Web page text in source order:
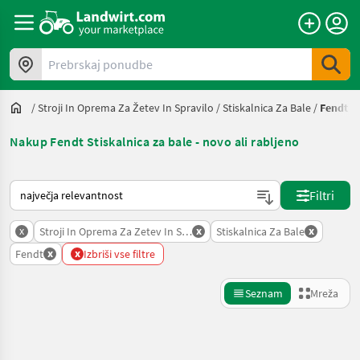
Prebrskaj ponudbe
/Stroji In Oprema Za Žetev In Spravilo /Stiskalnica Za Bale / Fendt
Nakup Fendt Stiskalnica za bale - novo ali rabljeno
Tako je razvrščeno na Landwirt.com
Filtri
x Stroji In Oprema Za Zetev In Spravilo
x Stiskalnica Za Bale x
Fendt x x Izbriši vse filtre
Seznam Mreža